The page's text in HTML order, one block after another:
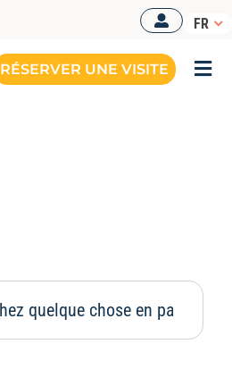
FR
RÉSERVER UNE VISITE